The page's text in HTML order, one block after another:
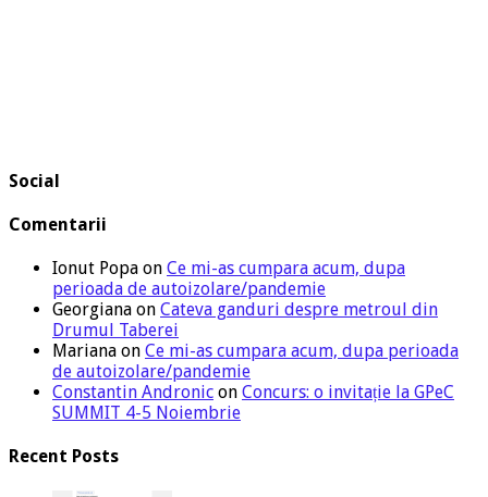
Social
Comentarii
Ionut Popa on Ce mi-as cumpara acum, dupa
perioada de autoizolare/pandemie
Georgiana on Cateva ganduri despre metroul din
Drumul Taberei
Mariana on Ce mi-as cumpara acum, dupa perioada
de autoizolare/pandemie
Constantin Andronic on Concurs: o invitație la GPeC
SUMMIT 4-5 Noiembrie
Recent Posts